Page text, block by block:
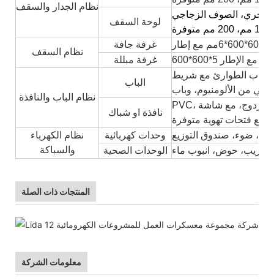
نظام الجدار والسقف
لوحة السقف
نظام السقف
غرفة جافة
غرفة مبللة
مع الإطار
نظام الباب والنافذة
الباب
وباب الطوارئ مع شريط
نافذة او شباك
PVC، نافذة ألومنيوم منزلقة مع زجاج زجاجي مفرد/مزدوج، مع شاشة
مع فتحات تهوية متوفرة
نظام الكهرباء
والسباكة
وحدات كهربائية
ضوء، صندوق التوزيع
الوحدات الصحية
قريب، حوض، انبوب ماء
المنتجات ذات الصلة
معلومات الشركة